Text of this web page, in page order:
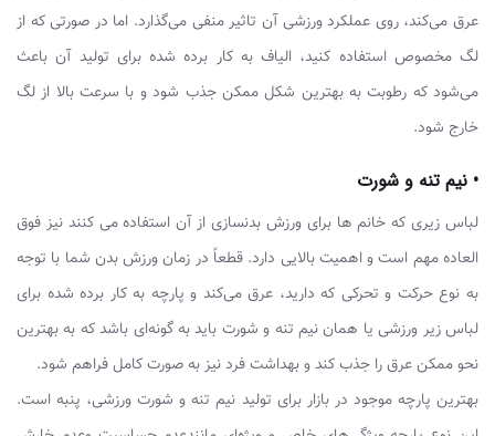
عرق می‌کند، روی عملکرد ورزشی آن تاثیر منفی می‌گذارد. اما در صورتی که از
لگ مخصوص استفاده کنید، الیاف به کار برده شده برای تولید آن باعث
می‌شود که رطوبت به بهترین شکل ممکن جذب شود و با سرعت بالا از لگ
خارج شود.
• نیم تنه و شورت
لباس زیری که خانم ها برای ورزش بدنسازی از آن استفاده می کنند نیز فوق
العاده مهم است و اهمیت بالایی دارد. قطعاً در زمان ورزش بدن شما با توجه
به نوع حرکت و تحرکی که دارید، عرق می‌کند و پارچه به کار برده شده برای
لباس زیر ورزشی یا همان نیم تنه و شورت باید به گونه‌ای باشد که به بهترین
نحو ممکن عرق را جذب کند و بهداشت فرد نیز به صورت کامل فراهم شود.
بهترین پارچه موجود در بازار برای تولید نیم تنه و شورت ورزشی، پنبه است.